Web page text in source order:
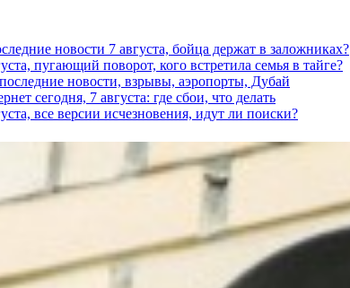
новости 7 августа, бойца держат в заложниках?
пугающий поворот, кого встретила семья в тайге?
новости, взрывы, аэропорты, Дубай
сегодня, 7 августа: где сбои, что делать
все версии исчезновения, идут ли поиски?